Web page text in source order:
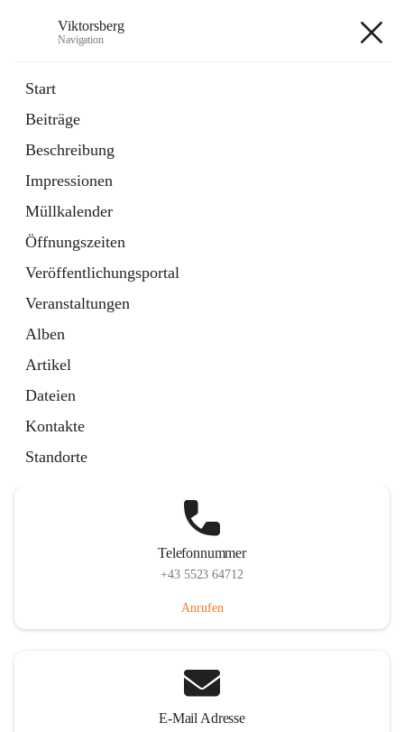
Viktorsberg
Navigation
Start
Beiträge
Beschreibung
Impressionen
Müllkalender
Öffnungszeiten
Veröffentlichungsportal
Veranstaltungen
Alben
Artikel
Dateien
Kontakte
Standorte
1 Schnellzugriff
Bürgerservice
10 Schnellzugriffe
Telefonnummer
+43 5523 64712
Anrufen
E-Mail Adresse